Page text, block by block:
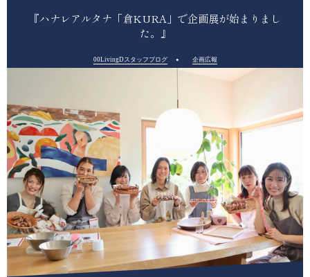
『ハナレアルタナ「倉KURA」で企画展が始まりまし
た。』
00LivingDスタッフブログ 企画広報